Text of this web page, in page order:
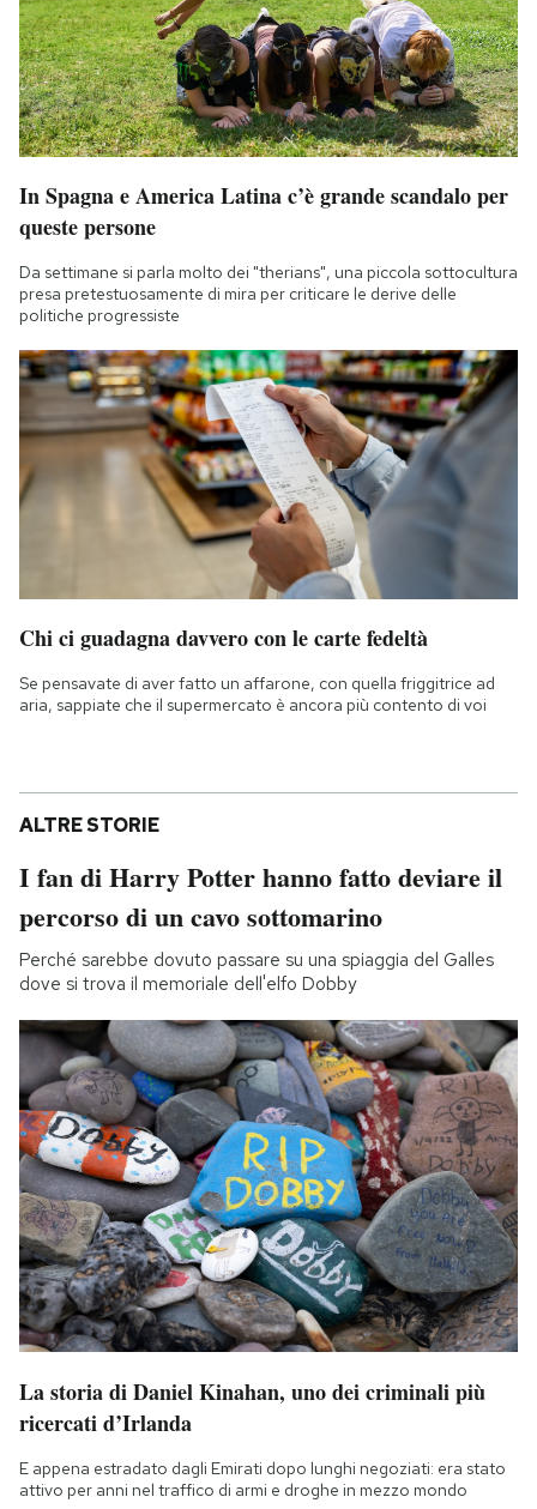
In Spagna e America Latina c’è grande scandalo per
queste persone
Da settimane si parla molto dei "therians", una piccola sottocultura
presa pretestuosamente di mira per criticare le derive delle
politiche progressiste
Chi ci guadagna davvero con le carte fedeltà
Se pensavate di aver fatto un affarone, con quella friggitrice ad
aria, sappiate che il supermercato è ancora più contento di voi
ALTRE STORIE
I fan di Harry Potter hanno fatto deviare il
percorso di un cavo sottomarino
Perché sarebbe dovuto passare su una spiaggia del Galles
dove si trova il memoriale dell'elfo Dobby
La storia di Daniel Kinahan, uno dei criminali più
ricercati d’Irlanda
E appena estradato dagli Emirati dopo lunghi negoziati: era stato
attivo per anni nel traffico di armi e droghe in mezzo mondo